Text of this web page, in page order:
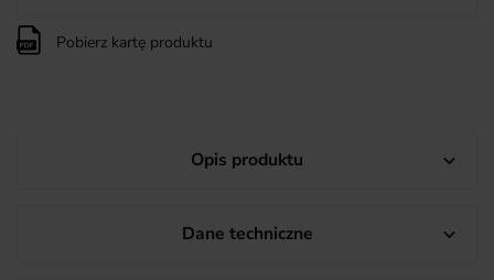
Pobierz kartę produktu
Opis produktu 
Dane techniczne 